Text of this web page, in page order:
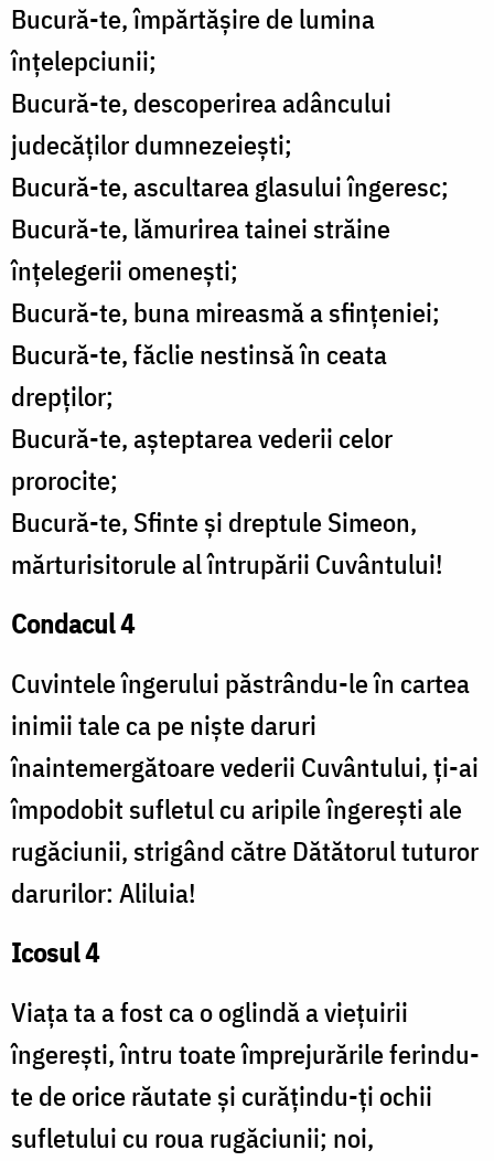
Bucură-te, împărtășire de lumina
înțelepciunii;
Bucură-te, descoperirea adâncului
judecăților dumnezeiești;
Bucură-te, ascultarea glasului îngeresc;
Bucură-te, lămurirea tainei străine
înțelegerii omenești;
Bucură-te, buna mireasmă a sfințeniei;
Bucură-te, făclie nestinsă în ceata
drepților;
Bucură-te, așteptarea vederii celor
prorocite;
Bucură-te, Sfinte și dreptule Simeon,
mărturisitorule al întrupării Cuvântului!
Condacul 4
Cuvintele îngerului păstrându-le în cartea
inimii tale ca pe niște daruri
înaintemergătoare vederii Cuvântului, ți-ai
împodobit sufletul cu aripile îngerești ale
rugăciunii, strigând către Dătătorul tuturor
darurilor: Aliluia!
Icosul 4
Viața ta a fost ca o oglindă a viețuirii
îngerești, întru toate împrejurările ferindu-
te de orice răutate și curățindu-ți ochii
sufletului cu roua rugăciunii; noi,